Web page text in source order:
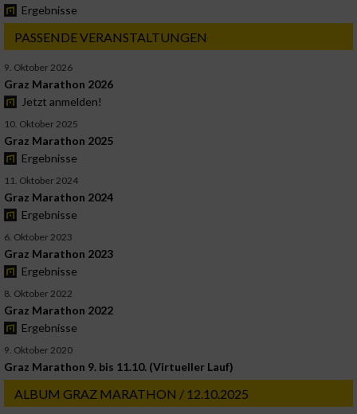
Ergebnisse
PASSENDE VERANSTALTUNGEN
9. Oktober 2026
Graz Marathon 2026
Jetzt anmelden!
10. Oktober 2025
Graz Marathon 2025
Ergebnisse
11. Oktober 2024
Graz Marathon 2024
Ergebnisse
6. Oktober 2023
Graz Marathon 2023
Ergebnisse
8. Oktober 2022
Graz Marathon 2022
Ergebnisse
9. Oktober 2020
Graz Marathon 9. bis 11.10. (Virtueller Lauf)
ALBUM GRAZ MARATHON / 12.10.2025